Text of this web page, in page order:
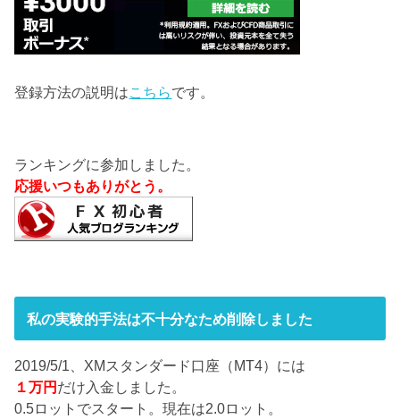
登録方法の説明はこちらです。
ランキングに参加しました。
応援いつもありがとう。
私の実験的手法は不十分なため削除しました
2019/5/1、XMスタンダード口座（MT4）には
１万円 だけ入金しました。
0.5ロットでスタート。現在は2.0ロット。